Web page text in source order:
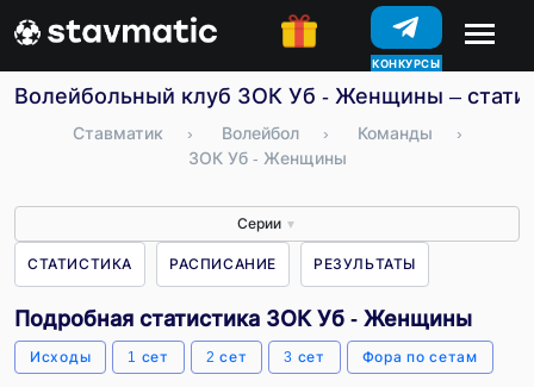
КОНКУРСЫ
Волейбольный клуб ЗОК Уб - Женщины –
Ставматик › Волейбол › Команды
›
ЗОК Уб - Женщины
Серии ▼
СТАТИСТИКА РАСПИСАНИЕ РЕЗУЛЬТАТЫ
Подробная статистика ЗОК Уб - Женщины
Исходы 1 сет 2 сет 3 сет Фора по сетам